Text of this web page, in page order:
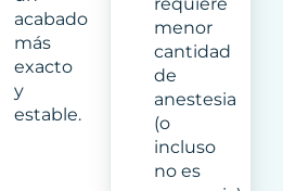
acabado
más
exacto
y
estable.
menor
cantidad
de
anestesia
(o
incluso
no es